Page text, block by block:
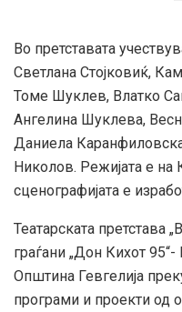
Во претставата
Светлана Стојковиќ,
Томе Шуклев, Влатко
Ангелина Шуклева,
Даниела
Николов. Режијата е
сценографијата е
Театарската претстава
граѓани „Дон Кихот
Општина Гевгелија
програми и проекти од